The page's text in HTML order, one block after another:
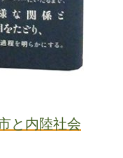
と内陸社会